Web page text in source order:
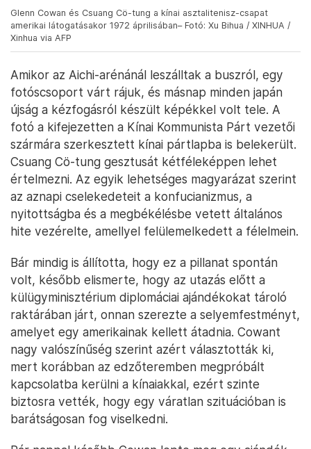
Glenn Cowan és Csuang Cö-tung a kínai asztalitenisz-csapat
amerikai látogatásakor 1972 áprilisában– Fotó: Xu Bihua / XINHUA /
Xinhua via AFP
Amikor az Aichi-arénánál leszálltak a buszról, egy
fotóscsoport várt rájuk, és másnap minden japán
újság a kézfogásról készült képékkel volt tele. A
fotó a kifejezetten a Kínai Kommunista Párt vezetői
szármára szerkesztett kínai pártlapba is belekerült.
Csuang Cö-tung gesztusát kétféleképpen lehet
értelmezni. Az egyik lehetséges magyarázat szerint
az aznapi cselekedeteit a konfucianizmus, a
nyitottságba és a megbékélésbe vetett általános
hite vezérelte, amellyel felülemelkedett a félelmein.
Bár mindig is állította, hogy ez a pillanat spontán
volt, később elismerte, hogy az utazás előtt a
külügyminisztérium diplomáciai ajándékokat tároló
raktárában járt, onnan szerezte a selyemfestményt,
amelyet egy amerikainak kellett átadnia. Cowant
nagy valószínűség szerint azért választották ki,
mert korábban az edzőteremben megpróbált
kapcsolatba kerülni a kínaiakkal, ezért szinte
biztosra vették, hogy egy váratlan szituációban is
barátságosan fog viselkedni.